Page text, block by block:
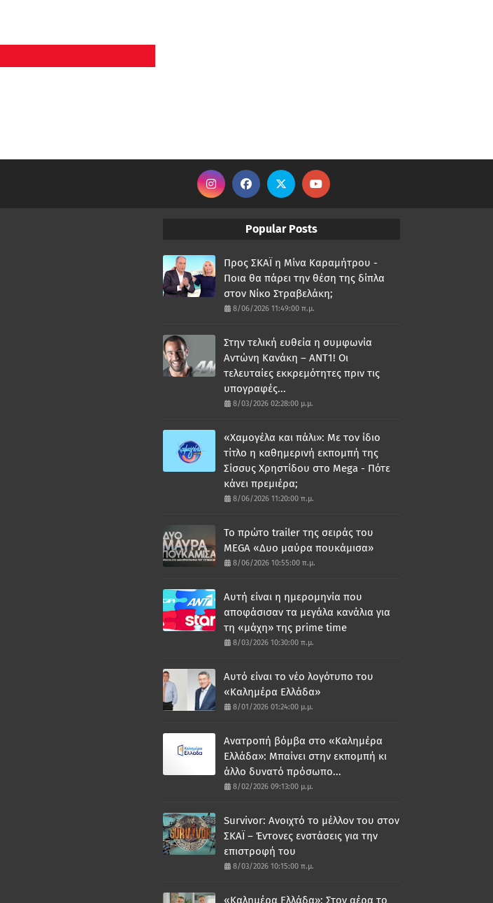
Popular Posts
Προς ΣΚΑΪ η Μίνα Καραμήτρου -
Ποια θα πάρει την θέση της δίπλα
στον Νίκο Στραβελάκη;
8/06/2026 11:49:00 π.μ.
Στην τελική ευθεία η συμφωνία
Αντώνη Κανάκη – ΑΝΤ1! Οι
τελευταίες εκκρεμότητες πριν τις
υπογραφές...
8/03/2026 02:28:00 μ.μ.
«Χαμογέλα και πάλι»: Με τον ίδιο
τίτλο η καθημερινή εκπομπή της
Σίσσυς Χρηστίδου στο Mega - Πότε
κάνει πρεμιέρα;
8/06/2026 11:20:00 π.μ.
Το πρώτο trailer της σειράς του
MEGA «Δυο μαύρα πουκάμισα»
8/06/2026 10:55:00 π.μ.
Αυτή είναι η ημερομηνία που
αποφάσισαν τα μεγάλα κανάλια για
τη «μάχη» της prime time
8/03/2026 10:30:00 π.μ.
Αυτό είναι το νέο λογότυπο του
«Καλημέρα Ελλάδα»
8/01/2026 01:24:00 μ.μ.
Ανατροπή βόμβα στο «Καλημέρα
Ελλάδα»: Μπαίνει στην εκπομπή κι
άλλο δυνατό πρόσωπο...
8/02/2026 09:13:00 μ.μ.
Survivor: Ανοιχτό το μέλλον του στον
ΣΚΑΪ – Έντονες ενστάσεις για την
επιστροφή του
8/03/2026 10:15:00 π.μ.
«Καλημέρα Ελλάδα»: Στον αέρα το